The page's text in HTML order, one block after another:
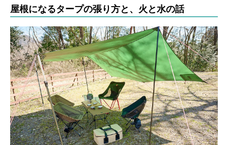
屋根になるタープの張り方と、火と水の話